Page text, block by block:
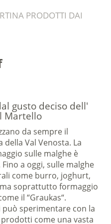
PRODOTTI DAI
gusto deciso dell'
Martello
da sempre il
Val Venosta. La
sulle malghe è
a oggi, sulle malghe
come burro, joghurt,
soprattutto formaggio
il “Graukas“.
può sperimentare con la
come una vasta